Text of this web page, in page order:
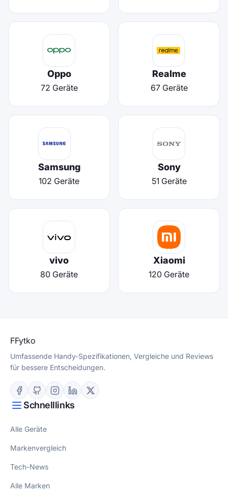
Oppo
72 Geräte
Realme
67 Geräte
Samsung
102 Geräte
Sony
51 Geräte
vivo
80 Geräte
Xiaomi
120 Geräte
FFytko
Umfassende Handy-Spezifikationen, Vergleiche und Reviews
für bessere Entscheidungen.
Schnelllinks
Alle Geräte
Markenvergleich
Tech-News
Alle Marken